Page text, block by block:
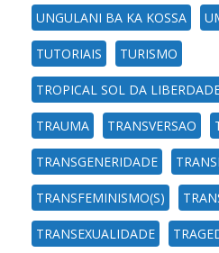
UNGULANI BA KA KOSSA
TUTORIAIS TURISMO
TROPICAL SOL DA
TRAUMA TRANSVERSAO
TRANSGENERIDADE
TRANSFEMINISMO(S)
TRANSEXUALIDADE